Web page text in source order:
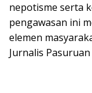
nepotisme serta
pengawasan ini
elemen
Jurnalis